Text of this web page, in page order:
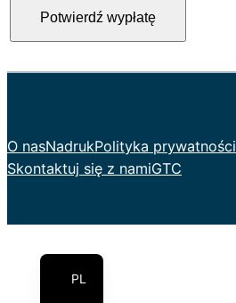
Potwierdź wypłatę
O nasNadrukPolityka prywatności
Skontaktuj się z namiGTC
PL